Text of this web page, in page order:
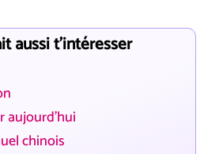
aussi t'intéresser
aujourd'hui
chinois